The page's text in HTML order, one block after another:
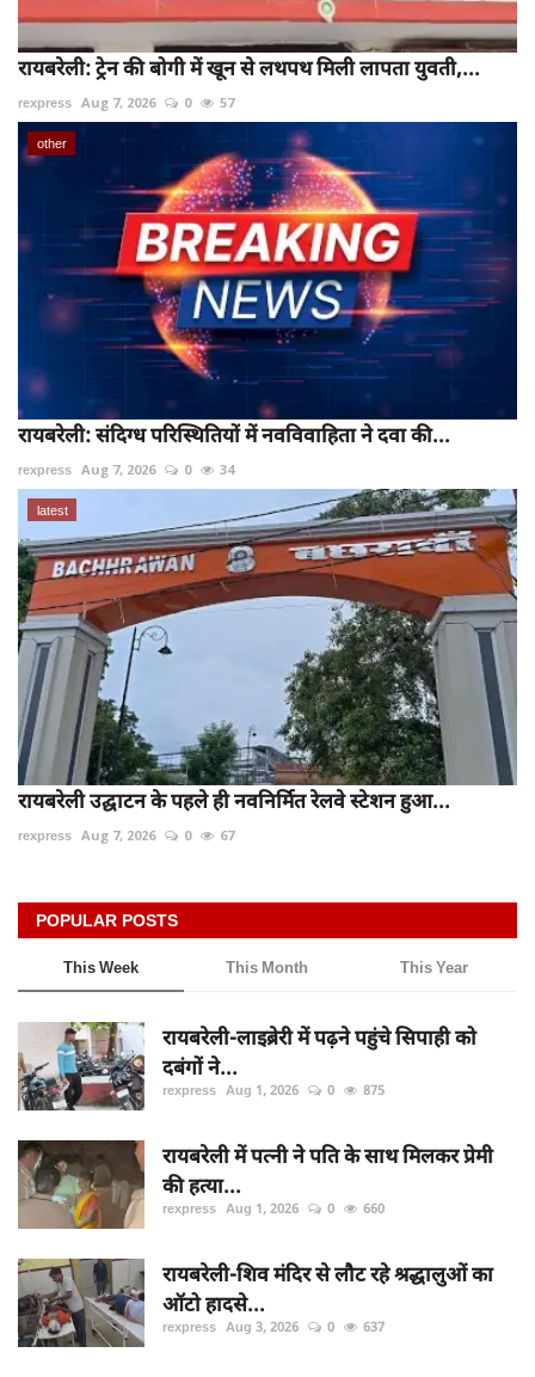
रायबरेली: ट्रेन की बोगी में खून से लथपथ मिली लापता युवती,...
rexpress Aug 7, 2026 0 57
other
रायबरेली: संदिग्ध परिस्थितियों में नवविवाहिता ने दवा की...
rexpress Aug 7, 2026 0 34
latest
रायबरेली उद्घाटन के पहले ही नवनिर्मित रेलवे स्टेशन हुआ...
rexpress Aug 7, 2026 0 67
POPULAR POSTS
This Week This Month This Year
रायबरेली-लाइब्रेरी में पढ़ने पहुंचे सिपाही को
दबंगों ने...
rexpress Aug 1, 2026 0 875
रायबरेली में पत्नी ने पति के साथ मिलकर प्रेमी
की हत्या...
rexpress Aug 1, 2026 0 660
रायबरेली-शिव मंदिर से लौट रहे श्रद्धालुओं का
ऑटो हादसे...
rexpress Aug 3, 2026 0 637